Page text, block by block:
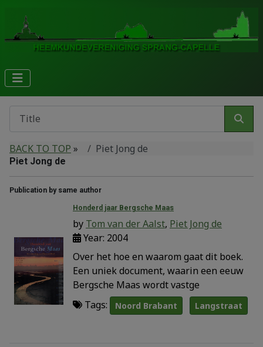
BACK TO TOP » Piet Jong de
Piet Jong de
Publication by same author
Honderd jaar Bergsche Maas
by Tom van der Aalst, Piet Jong de
Year: 2004
Over het hoe en waarom gaat dit boek.
Een uniek document, waarin een eeuw
Bergsche Maas wordt vastge
Tags:
Noord Brabant Langstraat